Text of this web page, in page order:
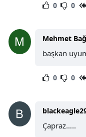
0 0
Mehmet
başkan
0 0
Çapraz…..